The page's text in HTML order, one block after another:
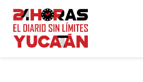
Saltar
contenido